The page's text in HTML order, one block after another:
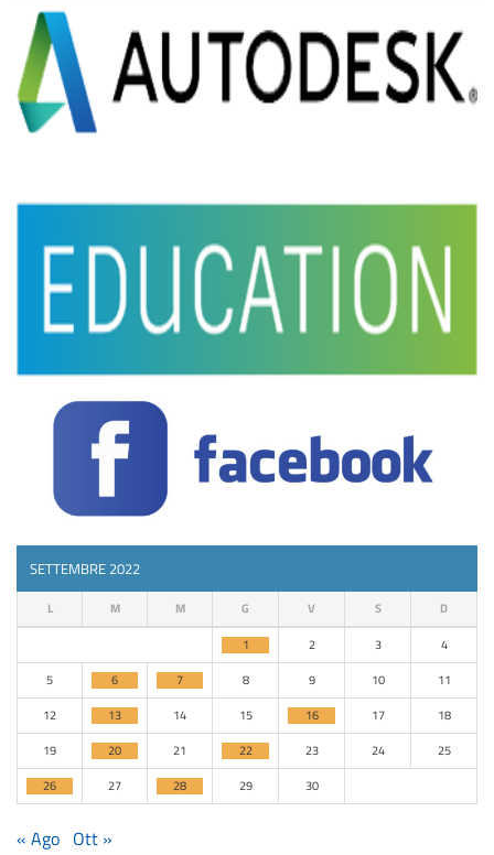
SETTEMBRE 2022
L M M G V S D
1 2 3
4
5
6 7 8 9 10
11
12
13 14 15 16 17
18
19
20 21 22 23 24
25
26
27 28 29 30
« Ago Ott »